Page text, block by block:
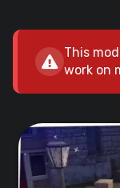
This
work on